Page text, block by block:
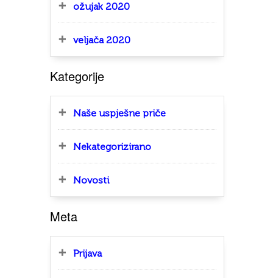
ožujak 2020
veljača 2020
Kategorije
Naše uspješne priče
Nekategorizirano
Novosti
Meta
Prijava